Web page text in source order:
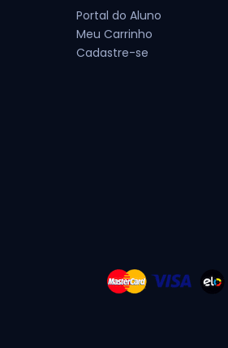
Portal do Aluno
Meu Carrinho
Cadastre-se